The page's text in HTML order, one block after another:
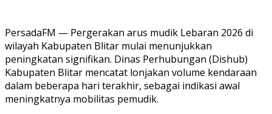
PersadaFM — Pergerakan arus mudik Lebaran 2026 di
wilayah Kabupaten Blitar mulai menunjukkan
peningkatan signifikan. Dinas Perhubungan (Dishub)
Kabupaten Blitar mencatat lonjakan volume kendaraan
dalam beberapa hari terakhir, sebagai indikasi awal
meningkatnya mobilitas pemudik.